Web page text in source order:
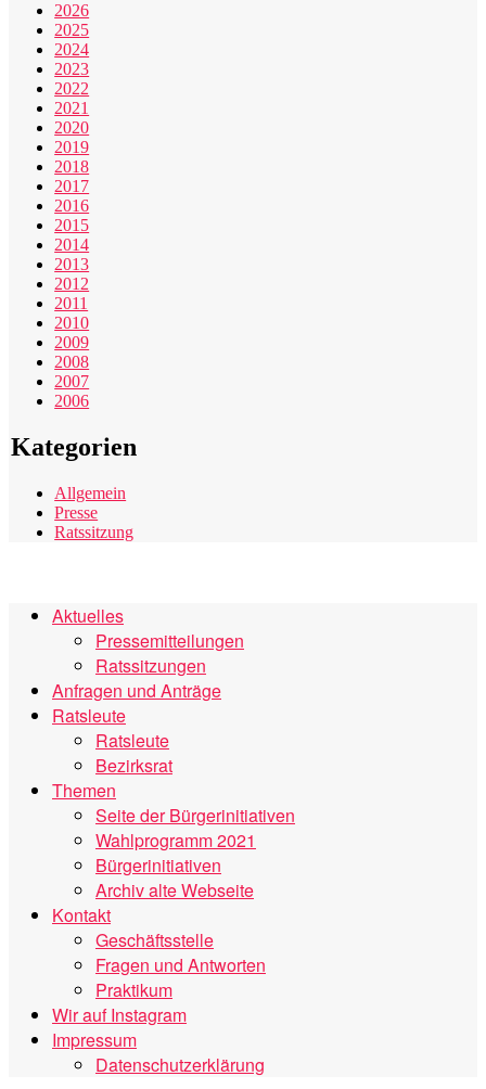
2026
2025
2024
2023
2022
2021
2020
2019
2018
2017
2016
2015
2014
2013
2012
2011
2010
2009
2008
2007
2006
Kategorien
Allgemein
Presse
Ratssitzung
Aktuelles
Pressemitteilungen
Ratssitzungen
Anfragen und Anträge
Ratsleute
Ratsleute
Bezirksrat
Themen
Seite der Bürgerinitiativen
Wahlprogramm 2021
Bürgerinitiativen
Archiv alte Webseite
Kontakt
Geschäftsstelle
Fragen und Antworten
Praktikum
Wir auf Instagram
Impressum
Datenschutzerklärung